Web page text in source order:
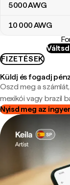
5000AWG
10 000AWG
FIZETÉSEK
Küldj és fogadj
Oszd meg a
mexikói vagy brazil
Nyisd meg az